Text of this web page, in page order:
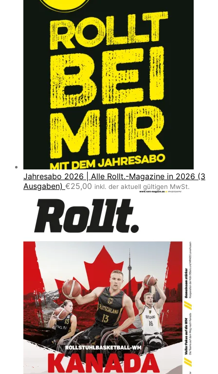
Jahresabo 2026 | Alle Rollt.-Magazine in 2026 (3
Ausgaben) €25,00 inkl. der aktuell gültigen MwSt.